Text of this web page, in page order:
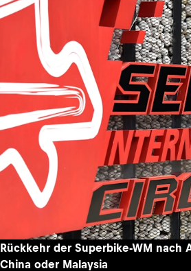
Rückkehr der Superbike-WM nach
China oder Malaysia